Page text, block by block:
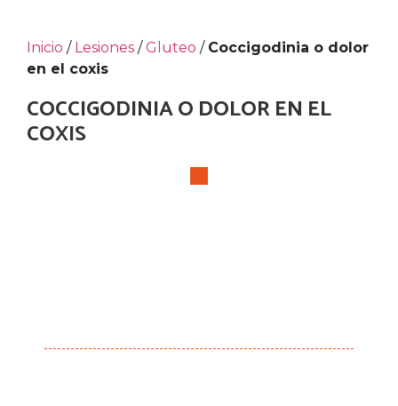
Inicio / Lesiones /Gluteo / Coccigodinia o dolor
en el coxis
COCCIGODINIA O DOLOR EN EL
COXIS